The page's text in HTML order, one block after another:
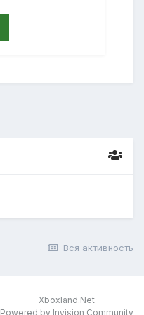
Вся активность
Xboxland.Net
Powered by Invision Community